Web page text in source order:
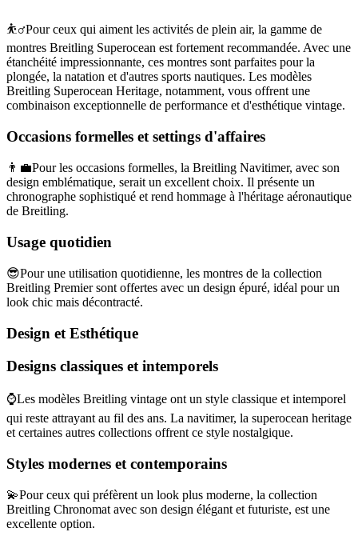
⛹️‍♂️Pour ceux qui aiment les activités de plein air, la gamme de
montres Breitling Superocean est fortement recommandée. Avec une
étanchéité impressionnante, ces montres sont parfaites pour la
plongée, la natation et d'autres sports nautiques. Les modèles
Breitling Superocean Heritage, notamment, vous offrent une
combinaison exceptionnelle de performance et d'esthétique vintage.
Occasions formelles et settings d'affaires
👨‍💼Pour les occasions formelles, la Breitling Navitimer, avec son
design emblématique, serait un excellent choix. Il présente un
chronographe sophistiqué et rend hommage à l'héritage aéronautique
de Breitling.
Usage quotidien
😎Pour une utilisation quotidienne, les montres de la collection
Breitling Premier sont offertes avec un design épuré, idéal pour un
look chic mais décontracté.
Design et Esthétique
Designs classiques et intemporels
⌚Les modèles Breitling vintage ont un style classique et intemporel
qui reste attrayant au fil des ans. La navitimer, la superocean heritage
et certaines autres collections offrent ce style nostalgique.
Styles modernes et contemporains
💫Pour ceux qui préfèrent un look plus moderne, la collection
Breitling Chronomat avec son design élégant et futuriste, est une
excellente option.